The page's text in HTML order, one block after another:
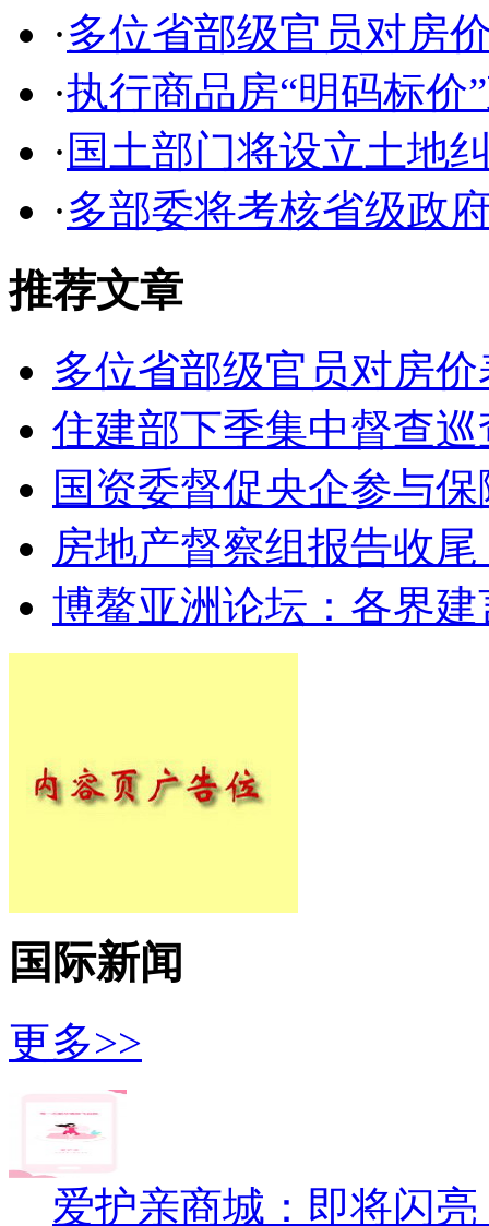
·多位省部级官员对房
·执行商品房“明码标价
· 国土部门将设立土地
·多部委将考核省级政
推荐文章
多位省部级官员对房
住建部下季集中督查
国资委督促央企参与
房地产督察组报告收
博鳌亚洲论坛：各界
国际新闻
更多>>
爱护亲商城：即将闪亮